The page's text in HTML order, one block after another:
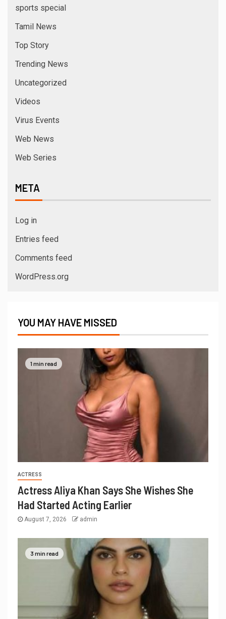
sports special
Tamil News
Top Story
Trending News
Uncategorized
Videos
Virus Events
Web News
Web Series
META
Log in
Entries feed
Comments feed
WordPress.org
YOU MAY HAVE MISSED
1 min read
ACTRESS
Actress Aliya Khan Says She Wishes She
Had Started Acting Earlier
August 7, 2026 admin
3 min read